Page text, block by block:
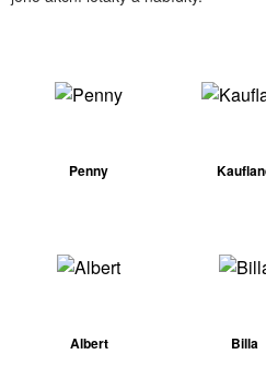
Penny
Albert Billa